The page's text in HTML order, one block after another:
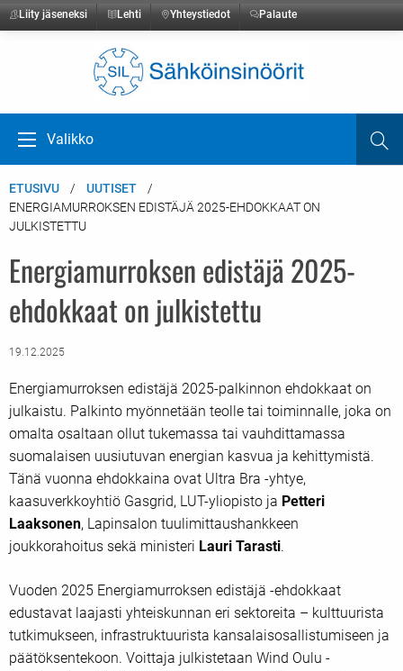
Liity jäseneksi Lehti Yhteystiedot Palaute
Avaa valikko
Valikko
ETUSIVU
UUTISET
ENERGIAMURROKSEN EDISTÄJÄ 2025-EHDOKKAAT ON
JULKISTETTU
Energiamurroksen edistäjä 2025-
ehdokkaat on julkistettu
19.12.2025
Energiamurroksen edistäjä 2025-palkinnon ehdokkaat on
julkaistu. Palkinto myönnetään teolle tai toiminnalle, joka on
omalta osaltaan ollut tukemassa tai vauhdittamassa
suomalaisen uusiutuvan energian kasvua ja kehittymistä.
Tänä vuonna ehdokkaina ovat Ultra Bra -yhtye,
kaasuverkkoyhtiö Gasgrid, LUT-yliopisto ja Petteri
Laaksonen, Lapinsalon tuulimittaushankkeen
joukkorahoitus sekä ministeri Lauri Tarasti.
Vuoden 2025 Energiamurroksen edistäjä -ehdokkaat
edustavat laajasti yhteiskunnan eri sektoreita – kulttuurista
tutkimukseen, infrastruktuurista kansalaisosallistumiseen ja
päätöksentekoon. Voittaja julkistetaan Wind Oulu -